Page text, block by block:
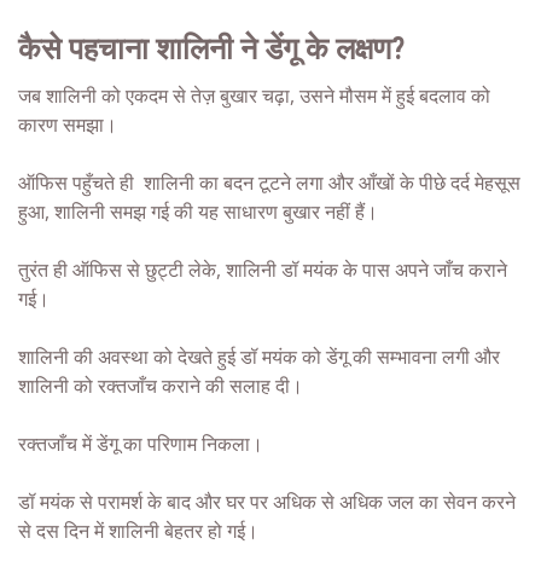
कैसे पहचाना शालिनी ने डेंगू के लक्षण?
जब शालिनी को एकदम से तेज़ बुखार चढ़ा, उसने मौसम में हुई बदलाव को
कारण समझा।
ऑफिस पहुँचते ही शालिनी का बदन टूटने लगा और आँखों के पीछे दर्द मेहसूस
हुआ, शालिनी समझ गई की यह साधारण बुखार नहीं हैं।
तुरंत ही ऑफिस से छुट्टी लेके, शालिनी डॉ मयंक के पास अपने जाँच कराने
गई।
शालिनी की अवस्था को देखते हुई डॉ मयंक को डेंगू की सम्भावना लगी और
शालिनी को रक्तजाँच कराने की सलाह दी।
रक्तजाँच में डेंगू का परिणाम निकला।
डॉ मयंक से परामर्श के बाद और घर पर अधिक से अधिक जल का सेवन करने
से दस दिन में शालिनी बेहतर हो गई।